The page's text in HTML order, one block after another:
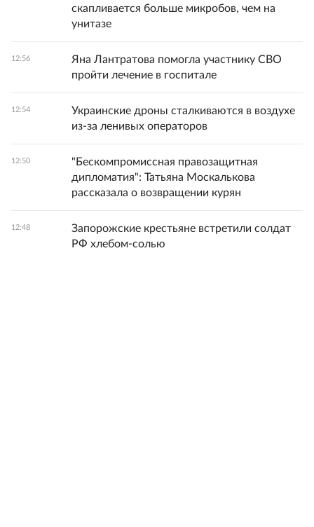
скапливается больше микробов, чем на
унитазе
12:56
Яна Лантратова помогла участнику СВО
пройти лечение в госпитале
12:54
Украинские дроны сталкиваются в воздухе
из-за ленивых операторов
12:50
"Бескомпромиссная правозащитная
дипломатия": Татьяна Москалькова
рассказала о возвращении курян
12:48
Запорожские крестьяне встретили солдат
РФ хлебом-солью